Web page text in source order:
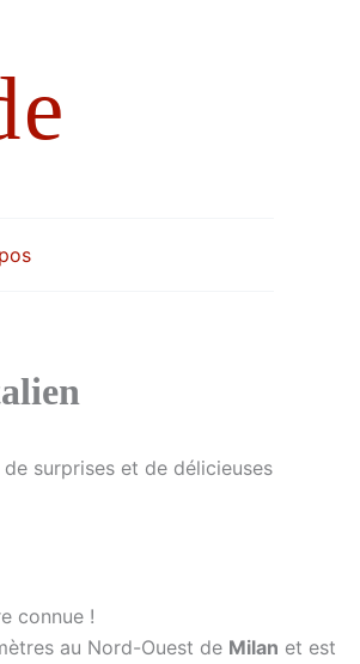
surprises et de délicieuses
connue !
au Nord-Ouest de Milan et est